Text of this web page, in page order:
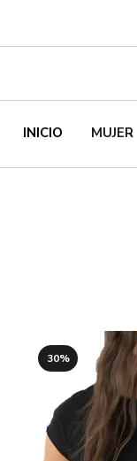
INICIO MUJER
30%